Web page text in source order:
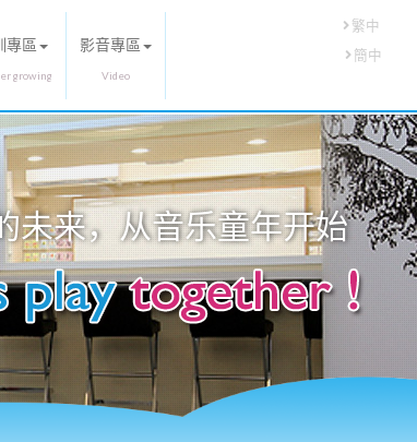
繁中
簡中
專區 影音專區
未来，从音乐童年开始